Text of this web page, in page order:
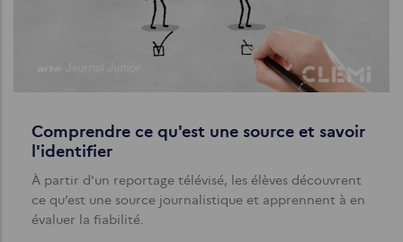
Comprendre ce qu'est une source et savoir
l'identifier
À partir d'un reportage télévisé, les élèves découvrent
ce qu’est une source journalistique et apprennent à en
évaluer la fiabilité.